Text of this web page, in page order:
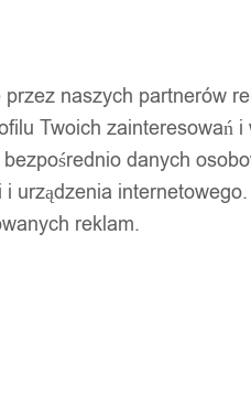
naszych partnerów
Twoich zainteresowań i
danych
urządzenia
reklam.